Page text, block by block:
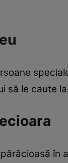
să le caute
în